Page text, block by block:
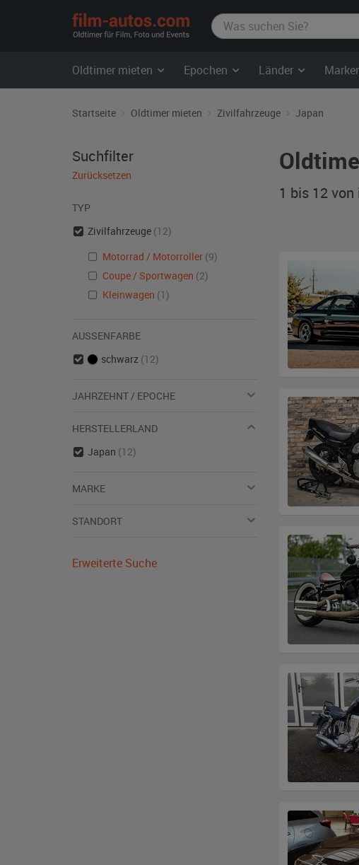
film-
autos.com
Oldtimer mieten Epochen Länder
Startseite Oldtimer mieten Zivilfahrzeuge Japan
1 bis 12
Suchfilter
Zurücksetzen
TYP
Zivilfahrzeuge (12)
Motorrad / Motorroller (9)
Coupe / Sportwagen (2)
Kleinwagen (1)
AUSSENFARBE
schwarz (12)
JAHRZEHNT / EPOCHE
HERSTELLERLAND
Japan (12)
MARKE
STANDORT
Erweiterte Suche